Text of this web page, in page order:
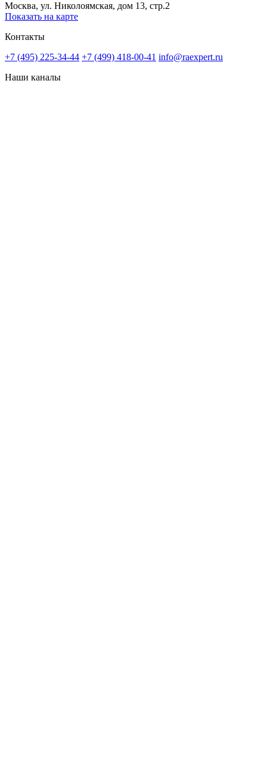
Москва, ул. Николоямская, дом 13, стр.2
Показать на карте
Контакты
+7 (495) 225-34-44 +7 (499) 418-00-41 info@raexpert.ru
Наши каналы